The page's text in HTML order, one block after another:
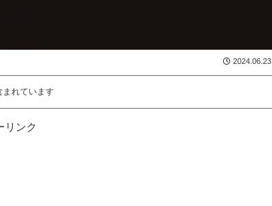
2024.06.23
まれています
リンク